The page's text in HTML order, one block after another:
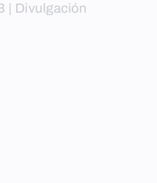
| Divulgación